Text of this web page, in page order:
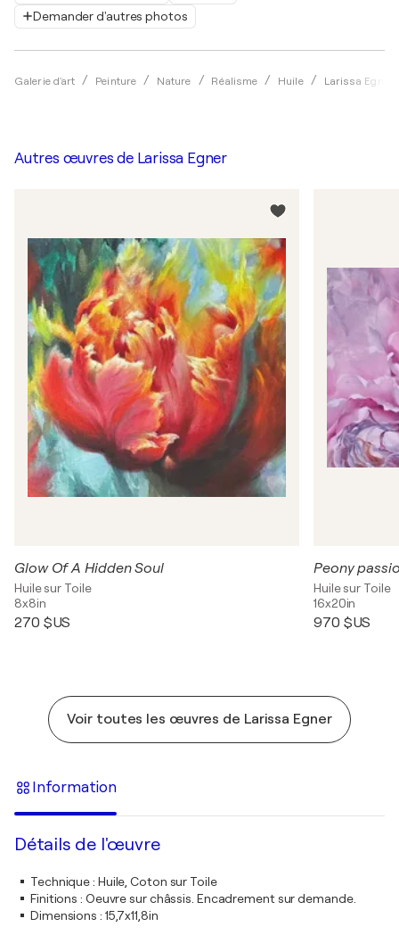
Demander d'autres photos
Galerie d'art Peinture Nature Réalisme Huile Larissa Egner
Autres œuvres de Larissa Egner
Glow Of A Hidden Soul
Huile sur Toile
8x8in
270 $US
Peony
Huile sur Toile
16x20in
970 $US
Voir toutes les œuvres de Larissa Egner
Information
Détails de l'œuvre
Technique: Huile, Coton sur Toile
Finitions : Oeuvre sur châssis. Encadrement sur demande.
Dimensions : 15,7x11,8in